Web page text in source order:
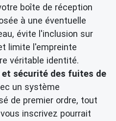
boîte de réception
à une éventuelle
évite l'inclusion sur
limite l'empreinte
véritable identité.
et sécurité des fuites de
un système
de premier ordre, tout
inscrivez pourrait